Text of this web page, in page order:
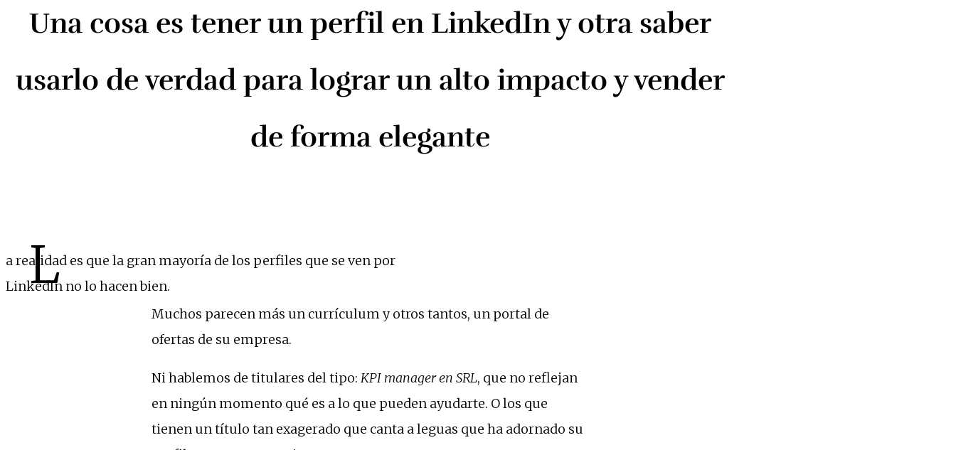
Una cosa es tener un perfil en LinkedIn y otra saber
usarlo de verdad para lograr un alto impacto y vender
de forma elegante
L
a realidad es que la gran mayoría de los perfiles que se ven por
LinkedIn no lo hacen bien.
Muchos parecen más un currículum y otros tantos, un portal de
ofertas de su empresa.
Ni hablemos de titulares del tipo: KPI manager en SRL, que no reflejan
en ningún momento qué es a lo que pueden ayudarte. O los que
tienen un título tan exagerado que canta a leguas que ha adornado su